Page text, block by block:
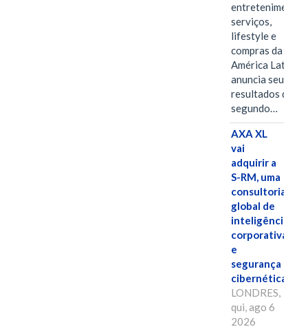
entretenimento,
serviços,
lifestyle e
compras da
América Latina
anuncia seus
resultados do
segundo…
AXA XL
vai
adquirir a
S-RM, uma
consultoria
global de
inteligência
corporativa
e
segurança
cibernética
LONDRES,
qui, ago 6
2026